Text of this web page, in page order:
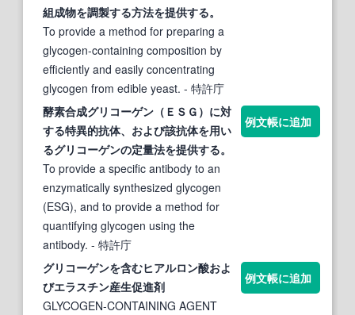
組成物を調製する方法を提供する。
To provide a method for preparing a
glycogen-containing composition by
efficiently and easily concentrating
glycogen from edible yeast. - 特許庁
酵素合成グリコーゲン （ＥＳＧ）に対
する特異的抗体、および該抗体を用い
るグリコーゲンの定量法を提供する。
To provide a specific antibody to an
enzymatically synthesized glycogen
(ESG), and to provide a method for
quantifying glycogen using the
antibody. - 特許庁
例文帳に追加
グリコーゲンを含むヒアルロン酸およ
びエラスチン産生促進剤
GLYCOGEN-CONTAINING AGENT
例文帳に追加